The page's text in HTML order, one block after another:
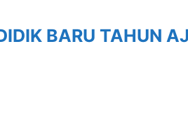
BARU TAHUN